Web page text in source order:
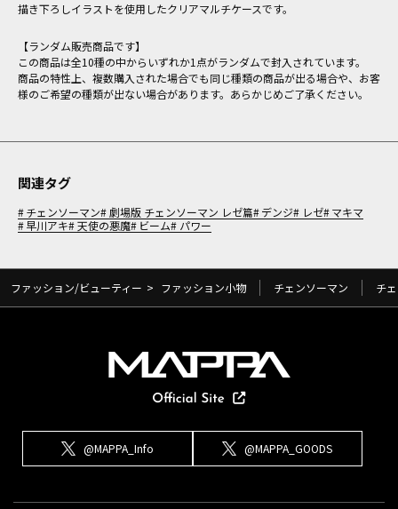
描き下ろしイラストを使用したクリアマルチケースです。
【ランダム販売商品です】
この商品は全10種の中からいずれか1点がランダムで封入されています。
商品の特性上、複数購入された場合でも同じ種類の商品が出る場合や、お客
様のご希望の種類が出ない場合があります。あらかじめご了承ください。
関連タグ
チェンソーマン 劇場版 チェンソーマン レゼ篇 デンジ レゼ
マキマ
早川アキ 天使の悪魔 ビーム パワー
ファッション/ビューティー > ファッション小物 チェンソーマン チ
@MAPPA_Info @MAPPA_GOODS